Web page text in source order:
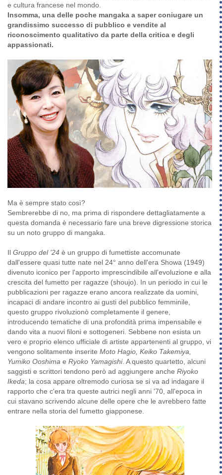
e cultura francese nel mondo.
Insomma, una delle poche mangaka a saper coniugare un
grandissimo successo di pubblico e vendite al
riconoscimento qualitativo da parte della critica e degli
appassionati.
Ma è sempre stato così?
Sembrerebbe di no, ma prima di rispondere dettagliatamente a
questa domanda è necessario fare una breve digressione storica
su un noto gruppo di mangaka.
Il Gruppo del '24 è un gruppo di fumettiste accomunate
dall'essere quasi tutte nate nel 24° anno dell'era Showa (1949)
divenuto iconico per l'apporto imprescindibile all'evoluzione e alla
crescita del fumetto per ragazze (shoujo). In un periodo in cui le
pubblicazioni per ragazze erano ancora realizzate da uomini,
incapaci di andare incontro ai gusti del pubblico femminile,
questo gruppo rivoluzionò completamente il genere,
introducendo tematiche di una profondità prima impensabile e
dando vita a nuovi filoni e sottogeneri. Sebbene non esista un
vero e proprio elenco ufficiale di artiste appartenenti al gruppo, vi
vengono solitamente inserite Moto Hagio, Keiko Takemiya,
Yumiko Ooshima e Ryoko Yamagishi. A questo quartetto, alcuni
saggisti e scrittori tendono però ad aggiungere anche Riyoko
Ikeda; la cosa appare oltremodo curiosa se si va ad indagare il
rapporto che c'era tra queste autrici negli anni '70, all'epoca in
cui stavano scrivendo alcune delle opere che le avrebbero fatte
entrare nella storia del fumetto giapponese.